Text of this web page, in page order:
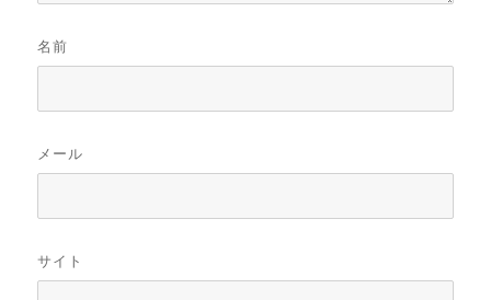
名前
メール
サイト